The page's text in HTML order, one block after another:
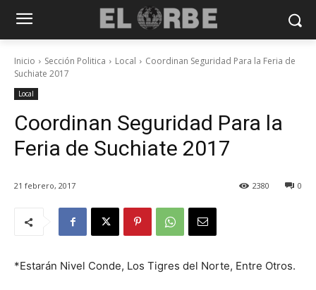
Inicio Sección Politica Local
Coordinan Seguridad Para la Feria de
Suchiate 2017
Local
Coordinan Seguridad Para la
Feria de Suchiate 2017
21 febrero, 2017 0
2380
*Estarán Nivel Conde, Los Tigres del Norte, Entre Otros.